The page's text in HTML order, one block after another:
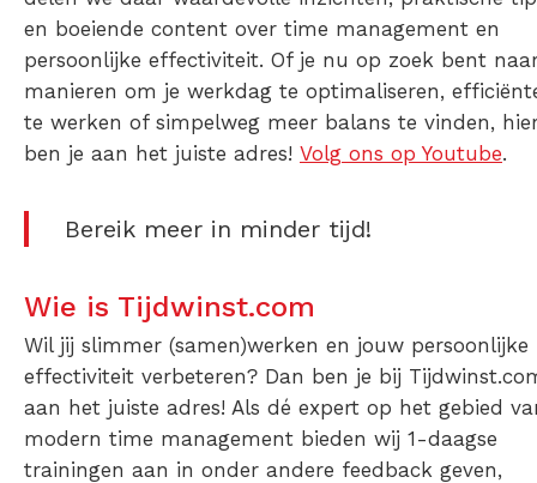
en boeiende content over time management en
persoonlijke effectiviteit. Of je nu op zoek bent
manieren om je werkdag te optimaliseren,
te werken of simpelweg meer balans te vinden,
ben je aan het juiste adres! Volg ons op Youtube.
Bereik meer in minder tijd!
Wie is Tijdwinst.com
Wil jij slimmer (samen)werken en jouw persoonlijke
effectiviteit verbeteren? Dan ben je bij
aan het juiste adres! Als dé expert op het gebied
modern time management bieden wij 1-daagse
trainingen aan in onder andere feedback geven,